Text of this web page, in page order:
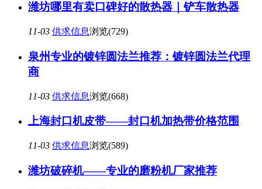
潍坊哪里有卖口碑好的散热器｜铲车散热器
11-03 供求信息浏览(729)
泉州专业的镀锌圆法兰推荐：镀锌圆法兰代理
商
11-03 供求信息浏览(668)
上海封口机皮带——封口机加热带价格范围
11-03 供求信息浏览(589)
潍坊破碎机——专业的磨粉机厂家推荐